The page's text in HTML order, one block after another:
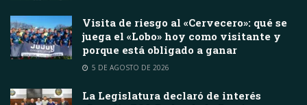
Visita de riesgo al «Cervecero»: qué se
juega el «Lobo» hoy como visitante y
porque está obligado a ganar
5 DE AGOSTO DE 2026
La Legislatura declaró de interés